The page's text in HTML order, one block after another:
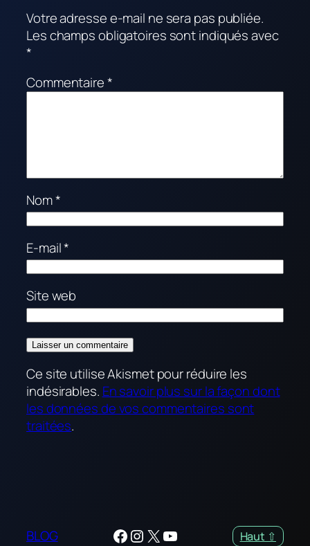
Votre adresse e-mail ne sera pas publiée.
Les champs obligatoires sont indiqués avec
*
Commentaire*
Nom*
E-mail*
Site web
Ce site utilise Akismet pour réduire les
indésirables. En savoir plus sur la façon dont
les données de vos commentaires sont
traitées.
BLOG Facebook
Instagram
X YouTube Haut ⇧